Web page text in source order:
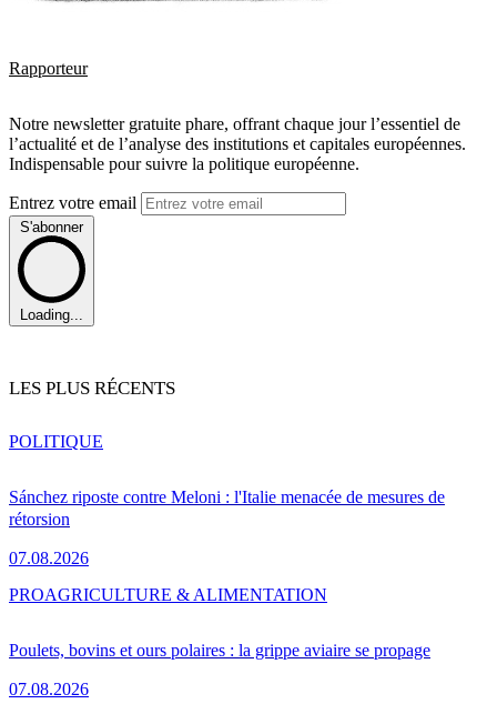
Rapporteur
Notre newsletter gratuite phare, offrant chaque jour l’essentiel de
l’actualité et de l’analyse des institutions et capitales européennes.
Indispensable pour suivre la politique européenne.
Entrez votre email
S'abonner
Loading...
LES PLUS RÉCENTS
Sánchez riposte contre Meloni : l'Italie menacée de mesures de
rétorsion
07.08.2026
POLITIQUE
Poulets, bovins et ours polaires : la grippe aviaire se propage
07.08.2026
PROAGRICULTURE & ALIMENTATION